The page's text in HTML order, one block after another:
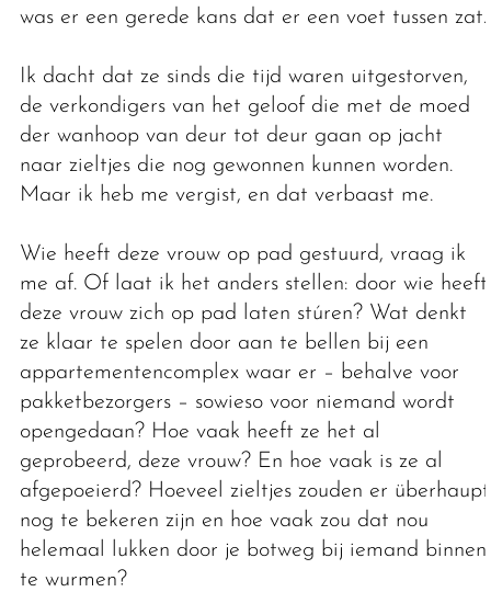
was er een gerede kans dat er een voet tussen zat.
Ik dacht dat ze sinds die tijd waren uitgestorven,
de verkondigers van het geloof die met de moed
der wanhoop van deur tot deur gaan op jacht
naar zieltjes die nog gewonnen kunnen worden.
Maar ik heb me vergist, en dat verbaast me.
Wie heeft deze vrouw op pad gestuurd, vraag ik
me af. Of laat ik het anders stellen: door wie heeft
deze vrouw zich op pad laten stúren? Wat denkt
ze klaar te spelen door aan te bellen bij een
appartementencomplex waar er – behalve voor
pakketbezorgers – sowieso voor niemand wordt
opengedaan? Hoe vaak heeft ze het al
geprobeerd, deze vrouw? En hoe vaak is ze al
afgepoeierd? Hoeveel zieltjes zouden er überhaupt
nog te bekeren zijn en hoe vaak zou dat nou
helemaal lukken door je botweg bij iemand binnen
te wurmen?